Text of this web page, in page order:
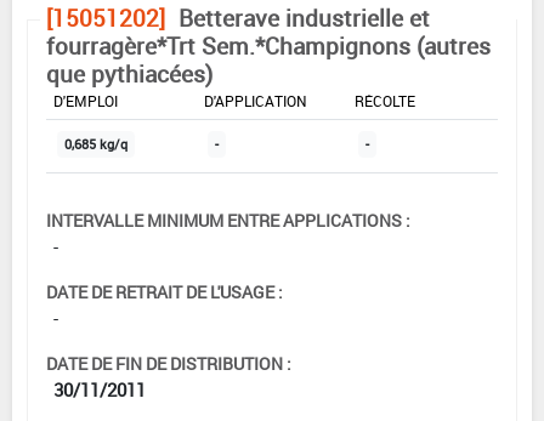
[15051202] Betterave industrielle et
fourragère*Trt Sem.*Champignons (autres
que pythiacées)
DOSE MAX
D'EMPLOI
NOMBRE MAX
D'APPLICATION
RÉCOLTE
0,685 kg/q - -
INTERVALLE MINIMUM ENTRE APPLICATIONS :
-
DATE DE RETRAIT DE L'USAGE :
-
DATE DE FIN DE DISTRIBUTION :
30/11/2011